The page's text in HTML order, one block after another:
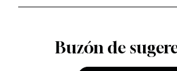
Buzón de